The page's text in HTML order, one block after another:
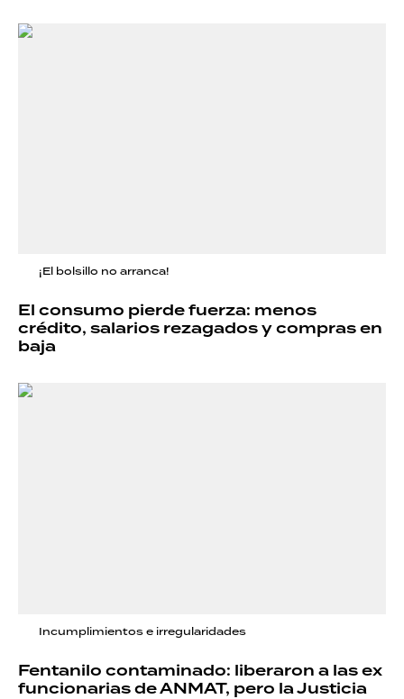
¡El bolsillo no arranca!
El consumo pierde fuerza: menos
crédito, salarios rezagados y compras en
baja
Incumplimientos e irregularidades
Fentanilo contaminado: liberaron a las ex
funcionarias de ANMAT, pero la Justicia